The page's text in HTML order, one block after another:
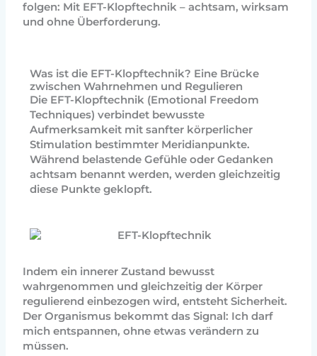
folgen: Mit EFT-Klopftechnik – achtsam, wirksam
und ohne Überforderung.
Was ist die EFT-Klopftechnik? Eine Brücke
zwischen Wahrnehmen und Regulieren
Die EFT-Klopftechnik (Emotional Freedom
Techniques) verbindet bewusste
Aufmerksamkeit mit sanfter körperlicher
Stimulation bestimmter Meridianpunkte.
Während belastende Gefühle oder Gedanken
achtsam benannt werden, werden gleichzeitig
diese Punkte geklopft.
Indem ein innerer Zustand bewusst
wahrgenommen und gleichzeitig der Körper
regulierend einbezogen wird, entsteht Sicherheit.
Der Organismus bekommt das Signal: Ich darf
mich entspannen, ohne etwas verändern zu
müssen.